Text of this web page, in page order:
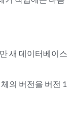
새 데이터베이스
의 버전을 버전 1